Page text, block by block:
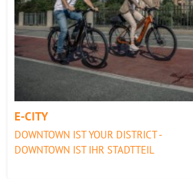
E-CITY
DOWNTOWN IST YOUR DISTRICT -
DOWNTOWN IST IHR STADTTEIL